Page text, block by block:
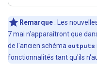
Remarque : Les
7 mai n'apparaîtront que
de l'ancien schéma outputs
fonctionnalités tant qu'ils